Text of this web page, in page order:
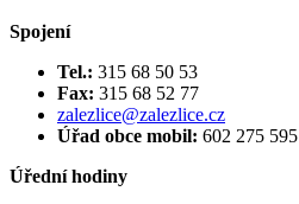
Spojení
Tel.: 315 68 50 53
Fax: 315 68 52 77
zalezlice@zalezlice.cz
Úřad obce mobil: 602 275 595
Úřední hodiny